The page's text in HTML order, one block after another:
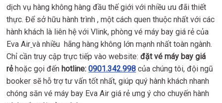
dịch vụ hàng không hàng đầu thế giới với nhiều ưu đãi thiết
thực. Để sở hữu hành trình , một cách quen thuộc nhất với các
hành khách là liên hệ với Vlink, phòng vé máy bay giá rẻ của
Eva Air và nhiều hãng hàng không lớn mạnh nhất toàn ngành.
Chỉ cần truy cập trực tiếp vào website:đặt vé máy bay giá
rẻhoặc gọi đến hotline:0901.342.998​ của chúng tôi, đội ngũ
booker sẽ hỗ trợ tư vấn tốt nhất, giúp quý hành khách nhanh
chóng săn vé máy bay Eva Air giá rẻ ưng ý cho chuyến hành